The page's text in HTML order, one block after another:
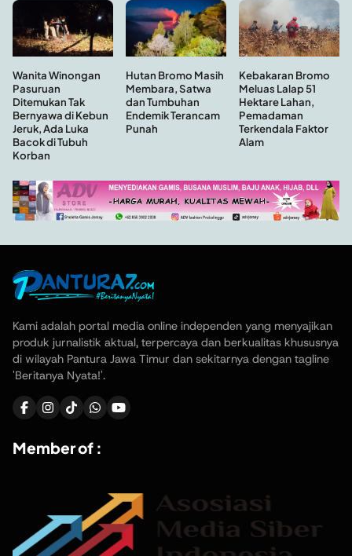
Wanita Winongan
Pasuruan
Ditemukan Tak
Bernyawa di Kebun
Jeruk, Ada Luka
Bacok di Tubuh
Korban
Hutan Bromo Masih
Membara, Satwa
dan Tumbuhan
Endemik Terancam
Punah
Kebakaran Bromo
Meluas Lalap 51
Hektare Lahan,
Pemadaman
Terkendala Faktor
Alam
Kami adalah portal media online independen yang menyajikan
produk jurnalistik aktual, terpercaya dan berkualitas khususnya
di wilayah Pantura Jawa Timur dan sekitarnya dengan tagline
'Beritanya Nyata!'.
Member of :